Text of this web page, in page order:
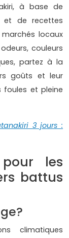
à base de
et de recettes
locaux
couleurs
partez à la
goûts et leur
foules et pleine
3 jours :
les
battus
climatiques